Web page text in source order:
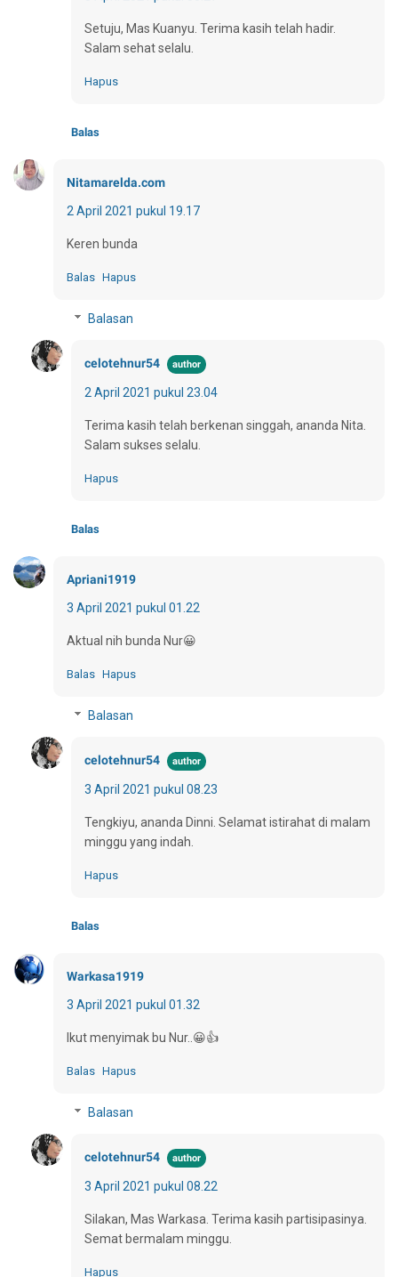
Setuju, Mas Kuanyu. Terima kasih telah hadir.
Salam sehat selalu.
Hapus
Balas
Nitamarelda.com
2 April 2021 pukul 19.17
Keren bunda
Balas Hapus
Balasan
celotehnur54
2 April 2021 pukul 23.04
Terima kasih telah berkenan singgah, ananda Nita.
Salam sukses selalu.
Hapus
Balas
Apriani1919
3 April 2021 pukul 01.22
Aktual nih bunda Nur😀
Balas Hapus
Balasan
celotehnur54
3 April 2021 pukul 08.23
Tengkiyu, ananda Dinni. Selamat istirahat di malam
minggu yang indah.
Hapus
Balas
Warkasa1919
3 April 2021 pukul 01.32
Ikut menyimak bu Nur..😀👍
Balas Hapus
Balasan
celotehnur54
3 April 2021 pukul 08.22
Silakan, Mas Warkasa. Terima kasih partisipasinya.
Semat bermalam minggu.
Hapus